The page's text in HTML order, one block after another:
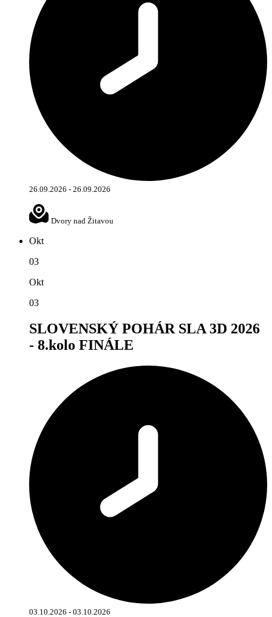
26.09.2026 - 26.09.2026
Dvory nad Žitavou
Okt
03
Okt
03
SLOVENSKÝ POHÁR SLA 3D 2026
- 8.kolo FINÁLE
03.10.2026 - 03.10.2026